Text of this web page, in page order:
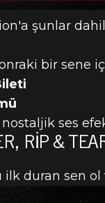
şunlar
bir
ses
RIP &
ilk duran sen ol